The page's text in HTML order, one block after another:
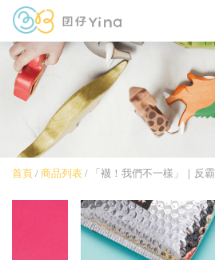
首頁 / 商品列表 / 「襪！我們不一樣」｜反